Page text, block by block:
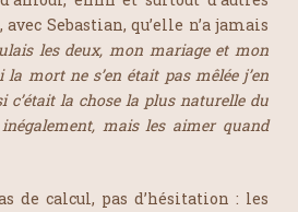
Sebastian, qu’elle n’a jamais
les deux, mon mariage et mon
mort ne s’en était pas mêlée j’en
la chose la plus naturelle du
mais les aimer quand
de calcul, pas d’hésitation : les